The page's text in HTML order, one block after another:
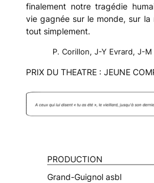
finalement notre tragédie
vie gagnée sur le monde, sur
tout simplement.
P. Corillon, J-Y Evrard, J-
PRIX DU THEATRE : JEUNE
PRODUCTION
Grand-Guignol asbl